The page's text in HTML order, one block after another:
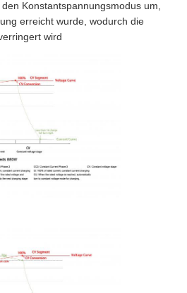
Konstantspannungsmodus um,
erreicht wurde, wodurch die
wird